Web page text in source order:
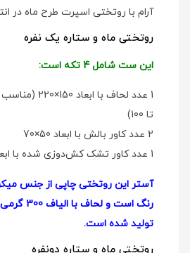
آرام با روتختی اسپرت طرح ماه در
روتختی ماه و ستاره یک نفره
این ست شامل 4 تکه است:
تا 100)
2 عدد کاور بالش با ابعاد 50×70
1 عدد کاور تشک کش‌دوزی شده با ابعاد
آستر این روتختی چاپی از جنس
رنگ است و
تولید شده است.
روتختی ماه و ستاره دو‌نفره